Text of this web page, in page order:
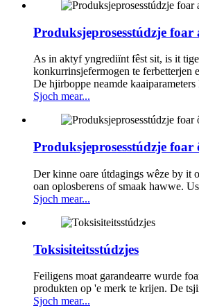
Produksjeprosesstúdzje
As in aktyf yngrediïnt fêst sit, is it
konkurrinsjefermogen te ferbetterjen
De hjirboppe neamde
Sjoch mear...
Produksjeprosesstúdzje
Der kinne oare útdagings wêze by it
oan oplosberens of smaak hawwe.
Sjoch mear...
Toksisiteitsstúdzjes
Feiligens moat garandearre wurde
produkten op 'e merk te krijen. De
Sjoch mear...